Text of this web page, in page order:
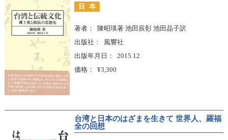
日本
著者
陳昭瑛著 池田辰彰 池田晶子訳
出版社
風響社
出版年月日
2015.12
価格
¥3,300
台湾と日本のはざまを生きて 世界人、羅福
全の回想